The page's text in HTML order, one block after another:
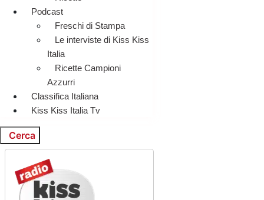
Podcast
Freschi di Stampa
Le interviste di Kiss Kiss
Italia
Ricette Campioni
Azzurri
Classifica Italiana
Kiss Kiss Italia Tv
Cerca